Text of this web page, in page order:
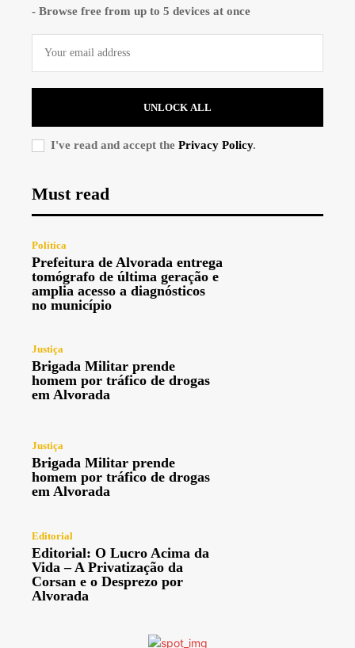
- Browse free from up to 5 devices at once
UNLOCK ALL
I've read and accept the Privacy Policy.
Must read
Política
Prefeitura de Alvorada entrega
tomógrafo de última geração e
amplia acesso a diagnósticos
no município
Justiça
Brigada Militar prende
homem por tráfico de drogas
em Alvorada
Justiça
Brigada Militar prende
homem por tráfico de drogas
em Alvorada
Editorial
Editorial: O Lucro Acima da
Vida – A Privatização da
Corsan e o Desprezo por
Alvorada